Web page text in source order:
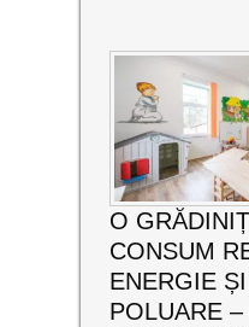
O
CONSUM
ENERGIE
POLUARE